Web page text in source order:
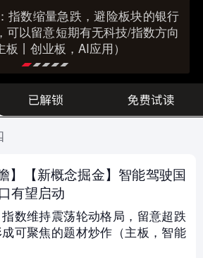
指数缩量急跌，避险板块的银行
可以留意短期有无科技/指数方向
丨创业板，AI应用）
】【新概念掘金】智能驾驶国
有望启动
指数维持震荡轮动格局，留意超跌
可聚焦的题材炒作（主板，智能